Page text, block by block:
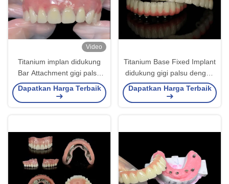
Video
Titanium implan didukung
Bar Attachment gigi palsu
dari laboratorium gigi Cina
Dapatkan Harga Terbaik
Titanium Base Fixed Implant
didukung gigi palsu dengan
Keramik Crown Bridge Untuk
menggantikan gigi yang
Dapatkan Harga Terbaik